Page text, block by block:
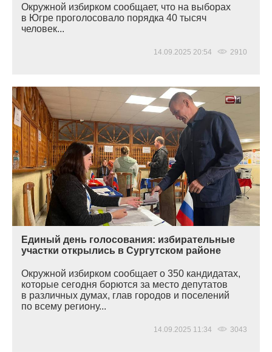
Окружной избирком сообщает, что на выборах
в Югре проголосовало порядка 40 тысяч
человек...
14.09.2025 20:54 2910
Единый день голосования: избирательные
участки открылись в Сургутском районе
Окружной избирком сообщает о 350 кандидатах,
которые сегодня борются за место депутатов
в различных думах, глав городов и поселений
по всему региону...
14.09.2025 11:34 3043